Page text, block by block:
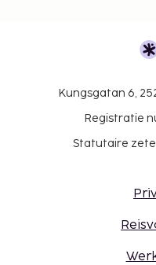
Kungsgatan 6,
Registratie
Statutaire